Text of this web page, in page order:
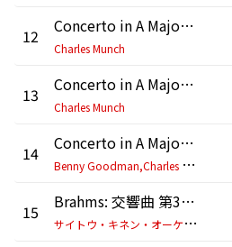
12 Concerto in A Major for Clarinet and Orchestra, K. 622: I. Allegro (1997 Remastered Version)
Charles Munch
13 Concerto in A Major for Clarinet and Orchestra, K. 622: II. Adagio (1997 Remastered Version)
Charles Munch
14
Concerto in A Major for Clarinet and Orchestra, K. 622: III. Rondo - Allegro (1997 Remastered Version)
B
enny Goodman,Charles Munch,Boston Symphony Orchestra
15
Brahms: 交響曲 第3番 ヘ長調 作品90: 第1楽章: Allegro con brio - Un poco sostenuto - Tempo I
サ
イトウ・キネン・オーケストラ/小澤征爾